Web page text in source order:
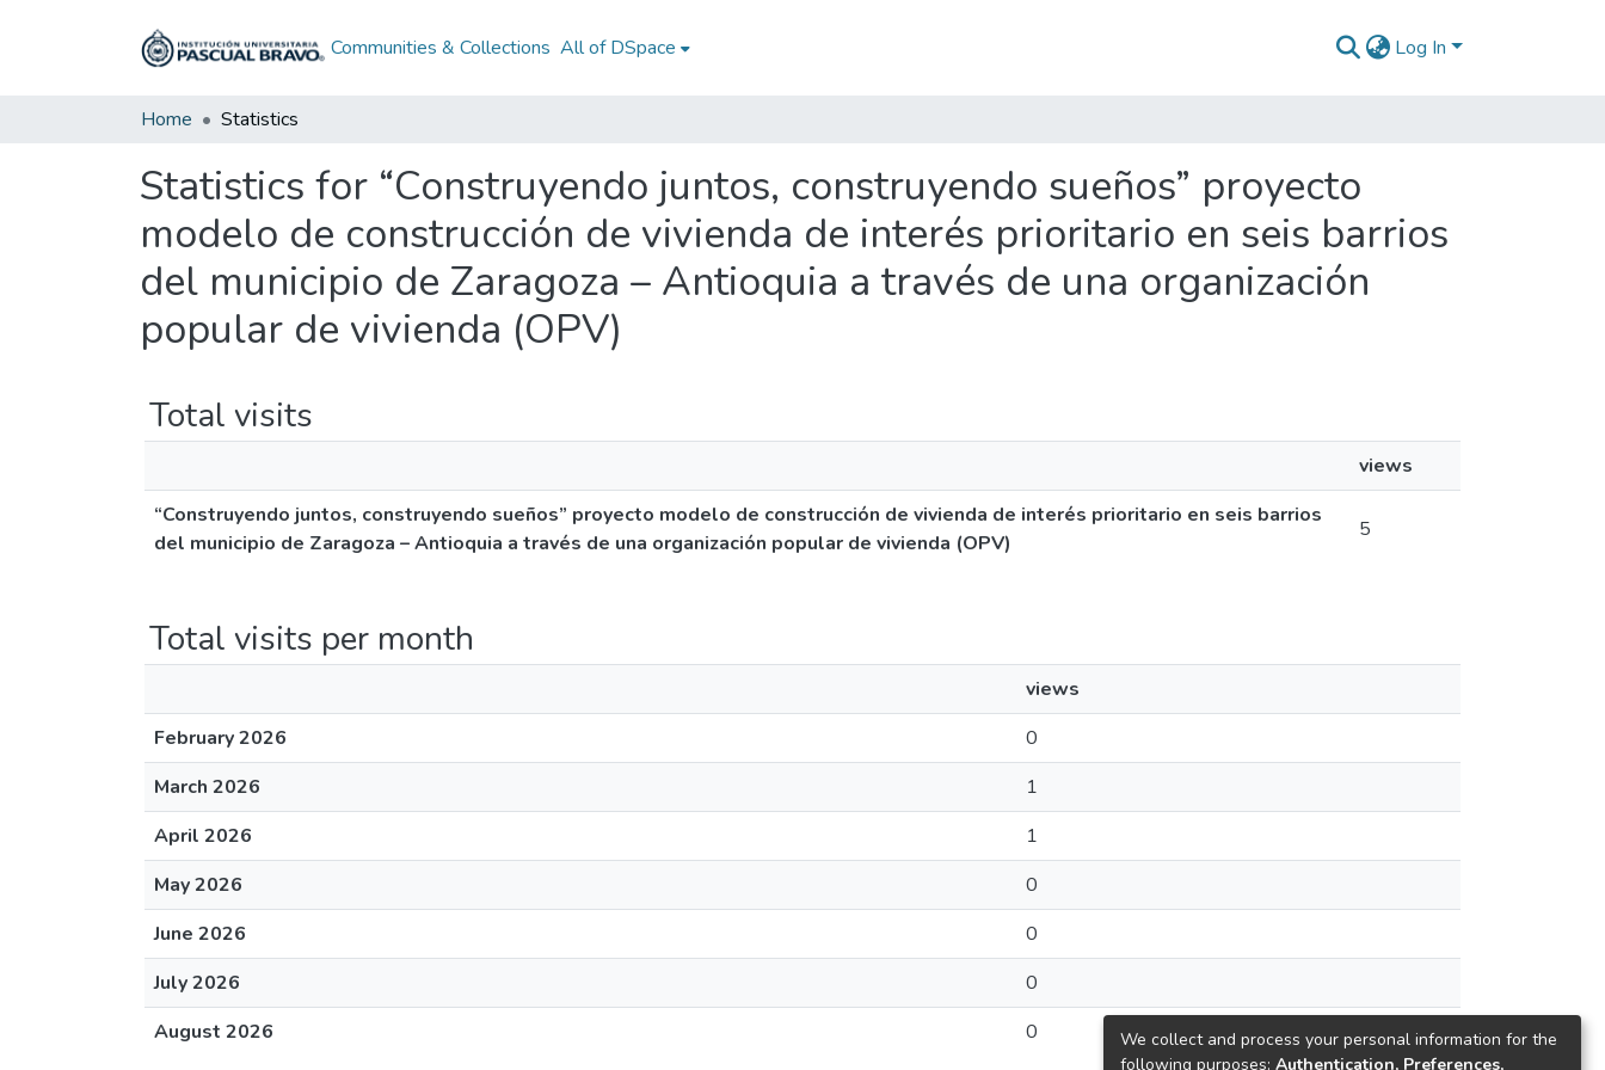
Communities & Collections All of DSpace Log In
Home Statistics
Statistics for “Construyendo juntos, construyendo sueños” proyecto
modelo de construcción de vivienda de interés prioritario en seis barrios
del municipio de Zaragoza – Antioquia a través de una organización
popular de vivienda (OPV)
Total visits
views
“Construyendo juntos, construyendo sueños” proyecto modelo de construcción de vivienda de interés prioritario en seis barrios
del municipio de Zaragoza – Antioquia a través de una organización popular de vivienda (OPV)
5
Total visits per month
views
February 2026
0
March 2026
1
April 2026
1
May 2026
0
June 2026
0
July 2026
0
August 2026
0
We collect and process your personal information for the
following purposes: Authentication, Preferences,